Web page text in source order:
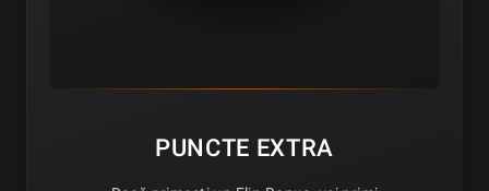
PUNCTE EXTRA